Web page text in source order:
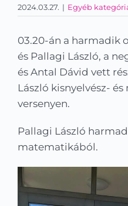
2024.03.27. | Egyéb
03.20-án a harmadik
és Pallagi László, a
és Antal Dávid vett
László kisnyelvész-
versenyen.
Pallagi László
matematikából.